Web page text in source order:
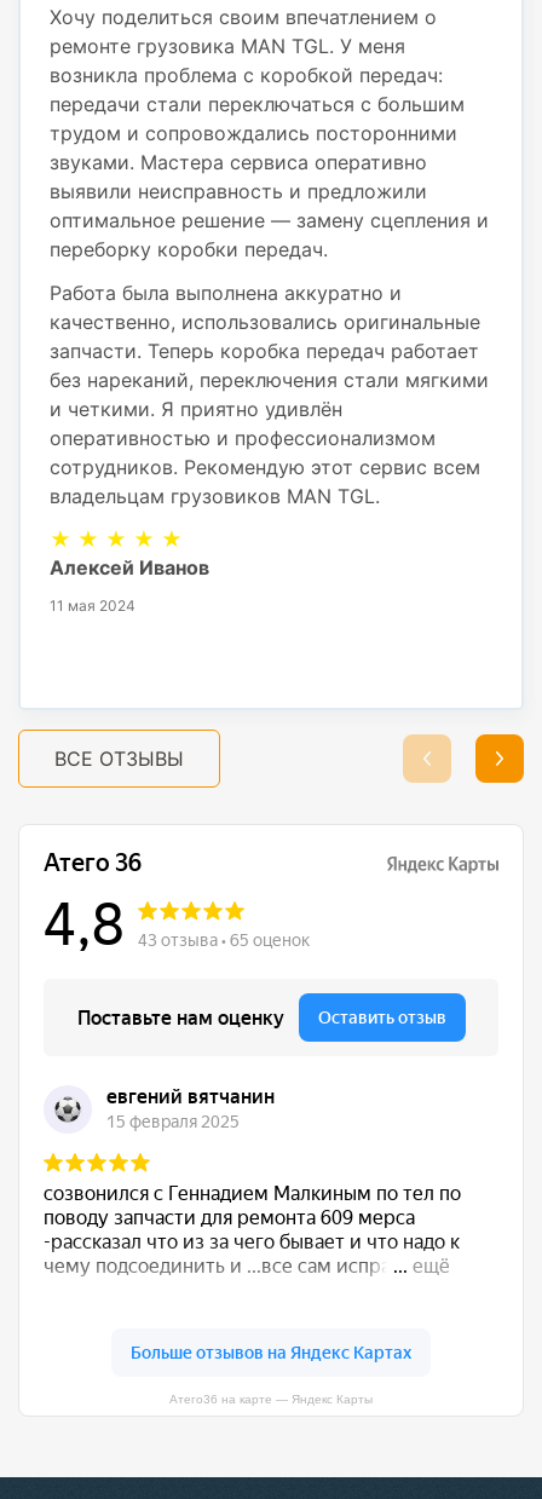
Хочу поделиться своим впечатлением о
ремонте грузовика MAN TGL. У меня
возникла проблема с коробкой передач:
передачи стали переключаться с большим
трудом и сопровождались посторонними
звуками. Мастера сервиса оперативно
выявили неисправность и предложили
оптимальное решение — замену сцепления и
переборку коробки передач.
Работа была выполнена аккуратно и
качественно, использовались оригинальные
запчасти. Теперь коробка передач работает
без нареканий, переключения стали мягкими
и четкими. Я приятно удивлён
оперативностью и профессионализмом
сотрудников. Рекомендую этот сервис всем
владельцам грузовиков MAN TGL.
★ ★ ★ ★ ★
Алексей Иванов
11 мая 2024
ВСЕ ОТЗЫВЫ
Атего36 на карте — Яндекс Карты